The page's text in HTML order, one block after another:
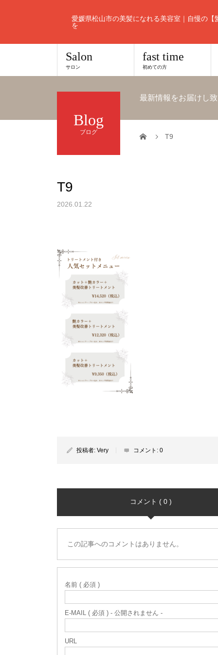
愛媛県松山市の美髪になれる美容室｜自慢の
を
Salon
サロン
fast time
初めての方
Blog
ブログ
最新情報をお届けし
T9
T9
2026.01.22
投稿者: Very コメント: 0
コメント ( 0 )
この記事へのコメントはありません。
名前 ( 必須 )
E-MAIL ( 必須 ) - 公開されません -
URL